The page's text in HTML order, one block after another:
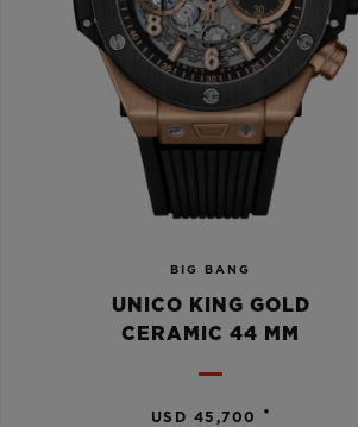
BIG BANG
UNICO KING GOLD
CERAMIC 44 MM
USD 45,700 •